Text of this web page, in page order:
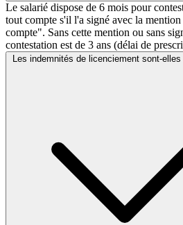
Le salarié dispose de 6 mois pour
tout compte s'il l'a signé avec la
compte". Sans cette mention ou sans
contestation est de 3 ans (délai de
Les indemnités de licenciement sont-